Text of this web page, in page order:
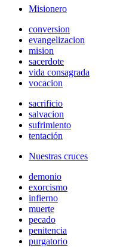
Misionero
conversion
evangelizacion
mision
sacerdote
vida consagrada
vocacion
sacrificio
salvacion
sufrimiento
tentación
Nuestras cruces
demonio
exorcismo
infierno
muerte
pecado
penitencia
purgatorio